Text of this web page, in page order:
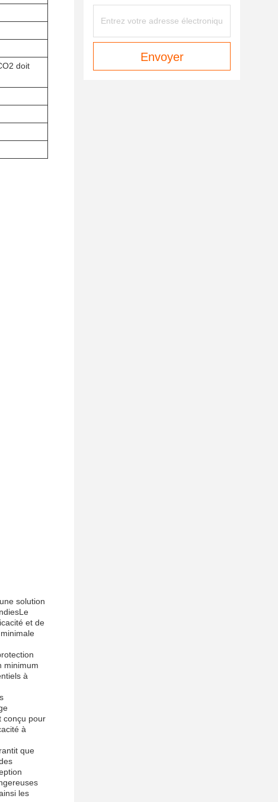
doit
solution
et de
minimum
à
conçu pour
à
que
les
Envoyer